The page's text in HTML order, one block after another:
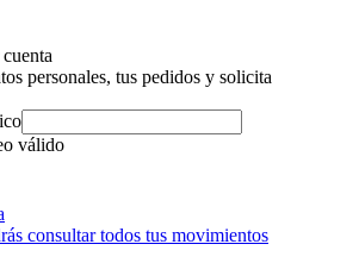
personales, tus pedidos y solicita
válido
consultar todos tus movimientos